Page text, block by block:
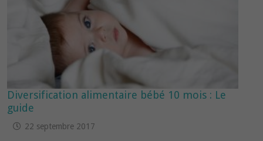
Diversification alimentaire bébé 10 mois : Le
guide
22 septembre 2017